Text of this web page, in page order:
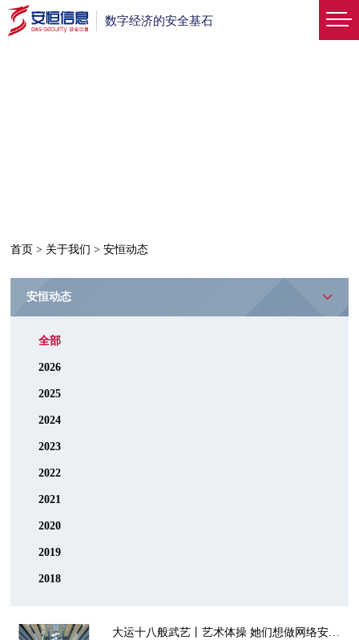
数字经济的安全基石
首页 > 关于我们 >安恒动态
安恒动态
全部
2026
2025
2024
2023
2022
2021
2020
2019
2018
大运十八般武艺丨艺术体操 她们想做网络安保“金牌姑娘”